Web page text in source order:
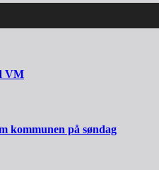
VM
kommunen på søndag